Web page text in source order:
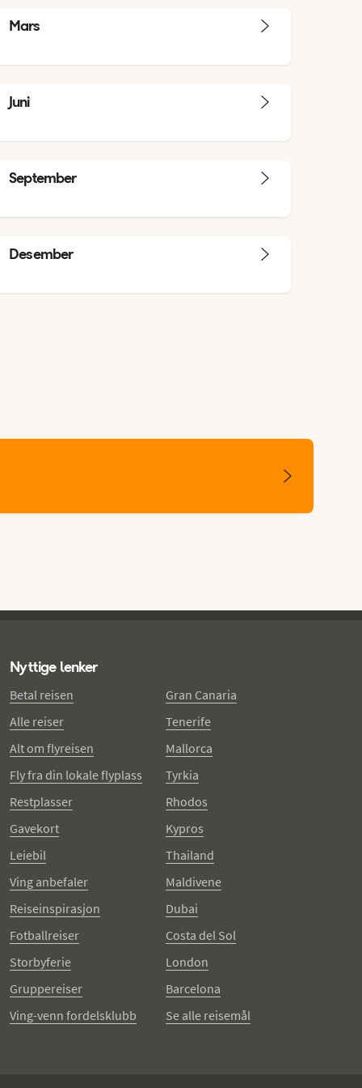
Mars
Juni
September
Desember
Nyttige lenker
Betal reisen
Alle reiser
Alt om flyreisen
Fly fra din lokale flyplass
Restplasser
Gavekort
Leiebil
Ving anbefaler
Reiseinspirasjon
Fotballreiser
Storbyferie
Gruppereiser
Ving-venn fordelsklubb
Gran Canaria
Tenerife
Mallorca
Tyrkia
Rhodos
Kypros
Thailand
Maldivene
Dubai
Costa del Sol
London
Barcelona
Se alle reisemål